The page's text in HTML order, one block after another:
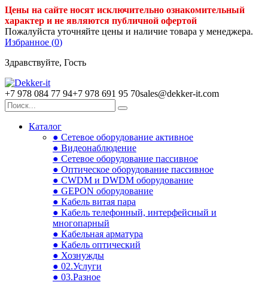
Цены на сайте носят исключительно ознакомительный
характер и не являются публичной офертой
Пожалуйста уточняйте цены и наличие товара у менеджера.
Избранное (0)
Здравствуйте, Гость
+7 978 084 77 94+7 978 691 95 70sales@dekker-it.com
Каталог
● Сетевое оборудование активное
● Видеонаблюдение
● Сетевое оборудование пассивное
● Оптическое оборудование пассивное
● CWDM и DWDM оборудование
● GEPON оборудование
● Кабель витая пара
● Кабель телефонный, интерфейсный и
многопарный
● Кабельная арматура
● Кабель оптический
● Хознужды
● 02.Услуги
● 03.Разное